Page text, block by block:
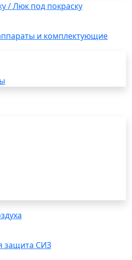
/ Люк под покраску
и комплектующие
защита СИЗ